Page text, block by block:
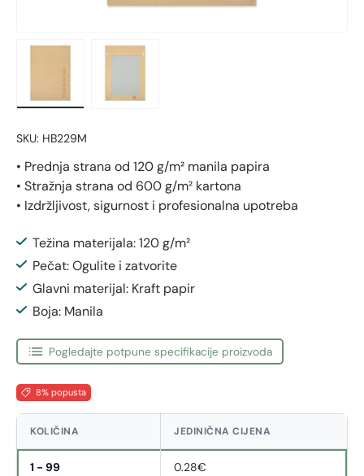
SKU: HB229M
• Prednja strana od 120 g/m² manila papira
• Stražnja strana od 600 g/m² kartona
• Izdržljivost, sigurnost i profesionalna upotreba
Težina materijala: 120 g/m²
Pečat: Ogulite i zatvorite
Glavni materijal: Kraft papir
Boja: Manila
Pogledajte potpune specifikacije proizvoda
8% popusta
KOLIČINA JEDINIČNA CIJENA
1 - 99 0.28€